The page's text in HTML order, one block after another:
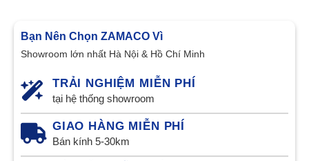
Bạn Nên Chọn ZAMACO Vì
Showroom lớn nhất Hà Nội & Hồ Chí Minh
TRẢI NGHIỆM MIỄN PHÍ
tại hệ thống showroom
GIAO HÀNG MIỄN PHÍ
Bán kính 5-30km